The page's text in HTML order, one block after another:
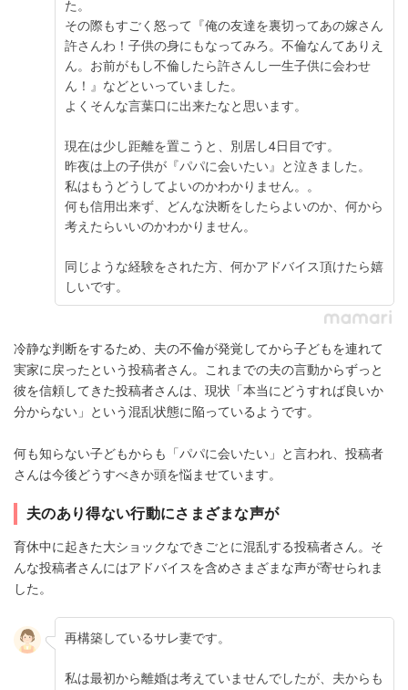
た。
その際もすごく怒って『俺の友達を裏切ってあの嫁さん
許さんわ！子供の身にもなってみろ。不倫なんてありえ
ん。お前がもし不倫したら許さんし一生子供に会わせ
ん！』などといっていました。
よくそんな言葉口に出来たなと思います。
現在は少し距離を置こうと、別居し4日目です。
昨夜は上の子供が『パパに会いたい』と泣きました。
私はもうどうしてよいのかわかりません。。
何も信用出来ず、どんな決断をしたらよいのか、何から
考えたらいいのかわかりません。
同じような経験をされた方、何かアドバイス頂けたら嬉
しいです。
冷静な判断をするため、夫の不倫が発覚してから子どもを連れて
実家に戻ったという投稿者さん。これまでの夫の言動からずっと
彼を信頼してきた投稿者さんは、現状「本当にどうすれば良いか
分からない」という混乱状態に陥っているようです。
何も知らない子どもからも「パパに会いたい」と言われ、投稿者
さんは今後どうすべきか頭を悩ませています。
夫のあり得ない行動にさまざまな声が
育休中に起きた大ショックなできごとに混乱する投稿者さん。そ
んな投稿者さんにはアドバイスを含めさまざまな声が寄せられま
した。
再構築しているサレ妻です。
私は最初から離婚は考えていませんでしたが、夫からも